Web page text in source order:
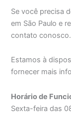
Se você precisa
em São Paulo e
contato conosco.
Estamos à
fornecer mais
Horário de
Sexta-feira das